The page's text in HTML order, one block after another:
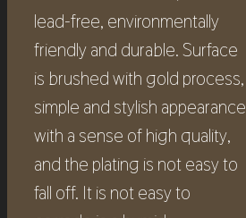
lead-free, environmentally
friendly and durable. Surface
is brushed with gold process,
simple and stylish appearance
with a sense of high quality,
and the plating is not easy to
fall off. It is not easy to